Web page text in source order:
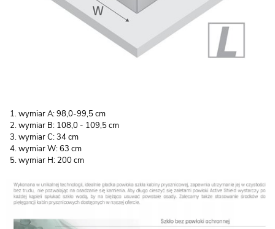
wymiar A: 98,0-99,5 cm
wymiar B: 108,0 - 109,5 cm
wymiar C: 34 cm
wymiar W: 63 cm
wymiar H: 200 cm